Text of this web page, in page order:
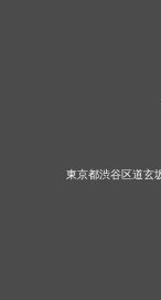
東京都渋谷区道玄